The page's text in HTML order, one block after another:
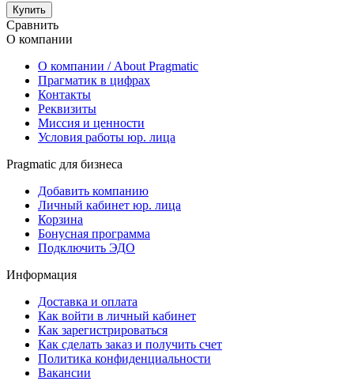
Купить
Сравнить
О компании
О компании / About Pragmatic
Прагматик в цифрах
Контакты
Реквизиты
Миссия и ценности
Условия работы юр. лица
Pragmatic для бизнеса
Добавить компанию
Личный кабинет юр. лица
Корзина
Бонусная программа
Подключить ЭДО
Информация
Доставка и оплата
Как войти в личный кабинет
Как зарегистрироваться
Как сделать заказ и получить счет
Политика конфиденциальности
Вакансии